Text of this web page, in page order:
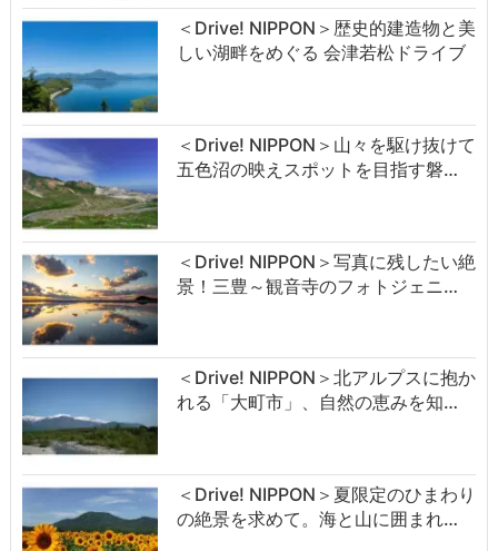
＜Drive! NIPPON＞歴史的建造物と美
しい湖畔をめぐる 会津若松ドライブ
＜Drive! NIPPON＞山々を駆け抜けて
五色沼の映えスポットを目指す磐…
＜Drive! NIPPON＞写真に残したい絶
景！三豊～観音寺のフォトジェニ…
＜Drive! NIPPON＞北アルプスに抱か
れる「大町市」、自然の恵みを知…
＜Drive! NIPPON＞夏限定のひまわり
の絶景を求めて。海と山に囲まれ…